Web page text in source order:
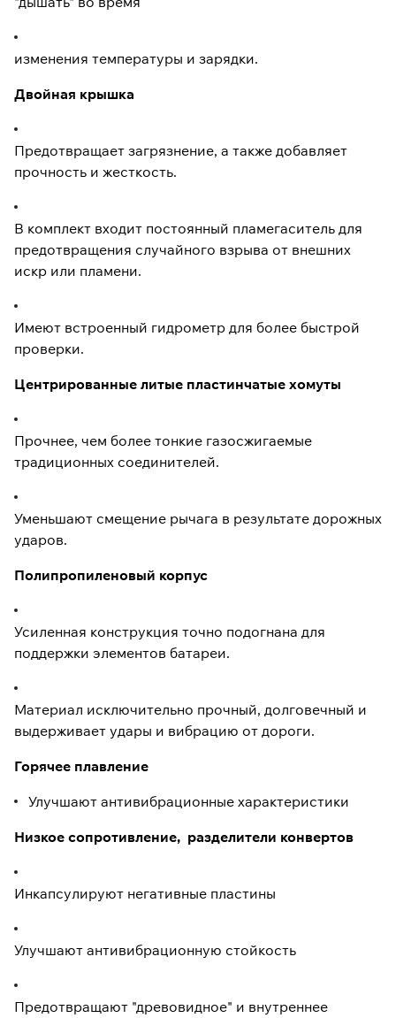
изменения температуры и зарядки.
Двойная крышка
Предотвращает загрязнение, а также добавляет
прочность и жесткость.
В комплект входит постоянный пламегаситель для
предотвращения случайного взрыва от внешних
искр или пламени.
Имеют встроенный гидрометр для более быстрой
проверки.
Центрированные литые пластинчатые хомуты
Прочнее, чем более тонкие газосжигаемые
традиционных соединителей.
Уменьшают смещение рычага в результате дорожных
ударов.
Полипропиленовый корпус
Усиленная конструкция точно подогнана для
поддержки элементов батареи.
Материал исключительно прочный, долговечный и
выдерживает удары и вибрацию от дороги.
Горячее плавление
Улучшают антивибрационные характеристики
Низкое сопротивление, разделители конвертов
Инкапсулируют негативные пластины
Улучшают антивибрационную стойкость
Предотвращают "древовидное" и внутреннее